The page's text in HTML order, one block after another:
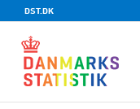
DST.DK